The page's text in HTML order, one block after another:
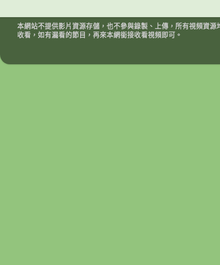
本網站不提供影片資源存儲，也不參與錄製、上傳，所有視頻資
收看，如有漏看的節目，再來本網銜接收看視頻即可。